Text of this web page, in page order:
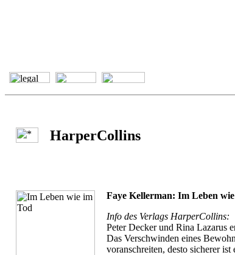
HarperCollins
Faye Kellerman: Im Leben
Info des Verlags HarperCollins:
Peter Decker und Rina Lazarus
Das Verschwinden eines
voranschreiten, desto sicherer